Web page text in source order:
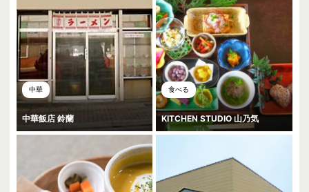
中華
中華飯店 鈴蘭
食べる
KITCHEN STUDIO 山乃気